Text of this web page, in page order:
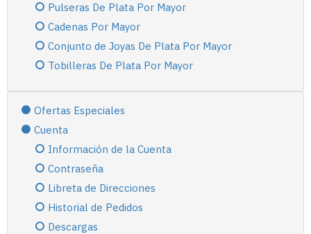
Pulseras De Plata Por Mayor
Cadenas Por Mayor
Conjunto de Joyas De Plata Por Mayor
Tobilleras De Plata Por Mayor
Ofertas Especiales
Cuenta
Información de la Cuenta
Contraseña
Libreta de Direcciones
Historial de Pedidos
Descargas